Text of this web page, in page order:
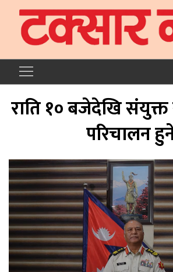
राति १० बजेदेखि
परिचालन